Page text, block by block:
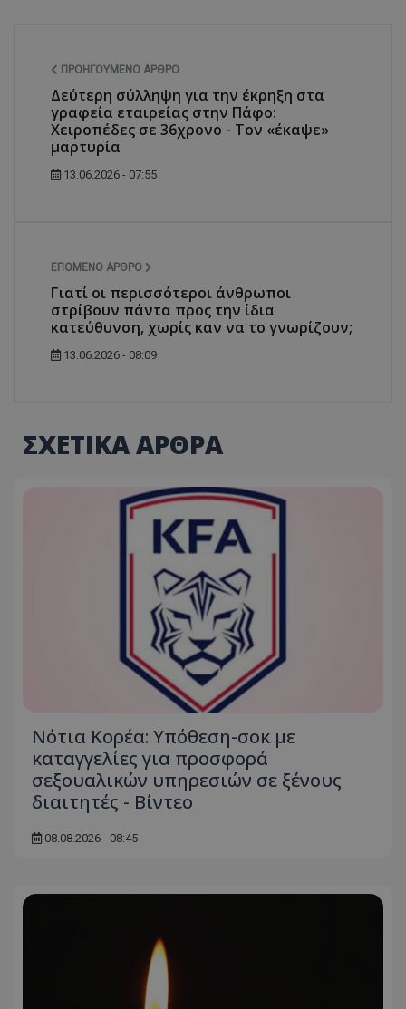
ΠΡΟΗΓΟΎΜΕΝΟ ΆΡΘΡΟ
Δεύτερη σύλληψη για την έκρηξη στα
γραφεία εταιρείας στην Πάφο:
Χειροπέδες σε 36χρονο - Τον «έκαψε»
μαρτυρία
13.06.2026 - 07:55
ΕΠΌΜΕΝΟ ΆΡΘΡΟ
Γιατί οι περισσότεροι άνθρωποι
στρίβουν πάντα προς την ίδια
κατεύθυνση, χωρίς καν να το γνωρίζουν;
13.06.2026 - 08:09
ΣΧΕΤΙΚΑ ΑΡΘΡΑ
Νότια Κορέα: Υπόθεση-σοκ με
καταγγελίες για προσφορά
σεξουαλικών υπηρεσιών σε ξένους
διαιτητές - Bίντεο
08.08.2026 - 08:45